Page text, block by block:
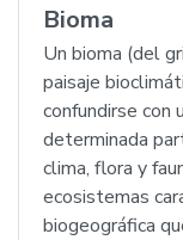
Bioma
Un bioma (del
paisaje
confundirse con
determinada
clima, flora y
ecosistemas
biogeográfica